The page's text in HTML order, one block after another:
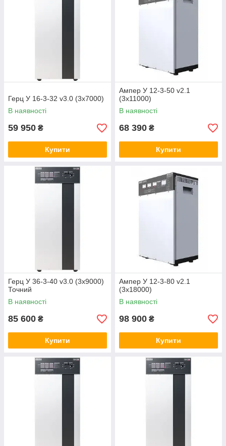
Герц У 16-3-32 v3.0 (3х7000)
В наявності
59 950 ₴
Купити
Ампер У 12-3-50 v2.1
(3х11000)
В наявності
68 390 ₴
Купити
Герц У 36-3-40 v3.0 (3х9000)
Точний
В наявності
85 600 ₴
Купити
Ампер У 12-3-80 v2.1
(3х18000)
В наявності
98 900 ₴
Купити